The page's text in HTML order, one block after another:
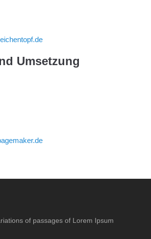
Umsetzung
of passages of Lorem Ipsum